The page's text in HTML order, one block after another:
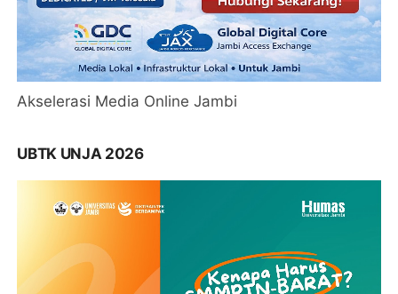
Akselerasi Media Online Jambi
UBTK UNJA 2026